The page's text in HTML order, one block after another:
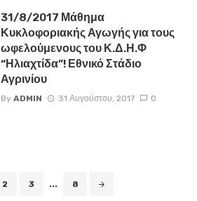
31/8/2017 Μάθημα
Κυκλοφοριακής Αγωγής για τους
ωφελούμενους του Κ.Δ.Η.Φ
“Ηλιαχτίδα”! Εθνικό Στάδιο
Αγρινίου
By ADMIN 31 Αυγούστου, 2017 0
2 3 ... 8